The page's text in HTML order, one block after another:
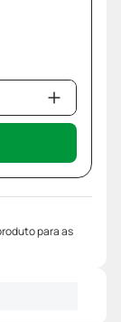
para as